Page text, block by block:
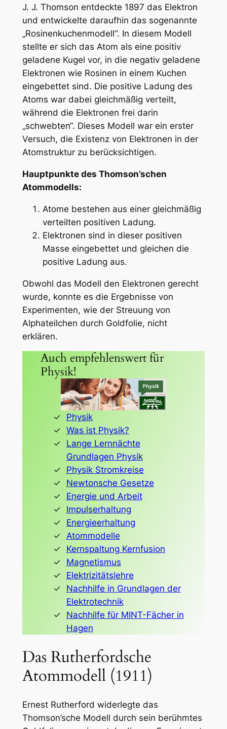
J. J. Thomson entdeckte 1897 das Elektron
und entwickelte daraufhin das sogenannte
„Rosinenkuchenmodell“. In diesem Modell
stellte er sich das Atom als eine positiv
geladene Kugel vor, in die negativ geladene
Elektronen wie Rosinen in einem Kuchen
eingebettet sind. Die positive Ladung des
Atoms war dabei gleichmäßig verteilt,
während die Elektronen frei darin
„schwebten“. Dieses Modell war ein erster
Versuch, die Existenz von Elektronen in der
Atomstruktur zu berücksichtigen.
Hauptpunkte des Thomson’schen
Atommodells:
Atome bestehen aus einer gleichmäßig
verteilten positiven Ladung.
Elektronen sind in dieser positiven
Masse eingebettet und gleichen die
positive Ladung aus.
Obwohl das Modell den Elektronen gerecht
wurde, konnte es die Ergebnisse von
Experimenten, wie der Streuung von
Alphateilchen durch Goldfolie, nicht
erklären.
Auch empfehlenswert für
Physik!
Physik
Was ist Physik?
Lange Lernnächte
Grundlagen Physik
Physik Stromkreise
Newtonsche Gesetze
Energie und Arbeit
Impulserhaltung
Energieerhaltung
Atommodelle
Kernspaltung Kernfusion
Magnetismus
Elektrizitätslehre
Nachhilfe in Grundlagen der
Elektrotechnik
Nachhilfe für MINT-Fächer in
Hagen
Das Rutherfordsche
Atommodell (1911)
Ernest Rutherford widerlegte das
Thomson’sche Modell durch sein berühmtes